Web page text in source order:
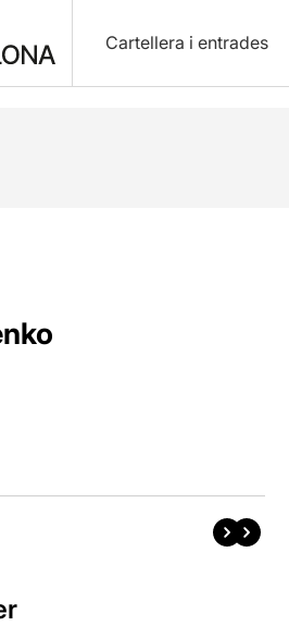
Cartellera i entrades